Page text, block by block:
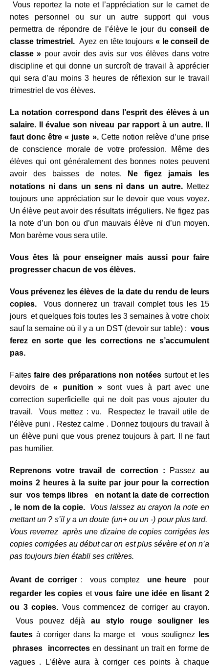
Vous reportez la note et l’appréciation sur le carnet de
notes personnel ou sur un autre support qui vous
permettra de répondre de l’élève le jour duconseil de
classe trimestriel. Ayez en tête toujours « le conseil de
classe » pour avoir des avis sur vos élèves dans votre
discipline et qui donne un surcroît de travail à apprécier
qui sera d’au moins 3 heures de réflexion sur le travail
trimestriel de vos élèves.
La notation correspond dans l’esprit des élèves à un
salaire.
Il évalue son niveau par rapport à un autre. Il
faut donc être « juste ». Cette notion relève d’une prise
de conscience morale de votre profession. Même des
élèves qui ont généralement des bonnes notes peuvent
avoir des baisses de notes.
Ne figez jamais les
notations nidans un sens ni dans un autre.Mettez
toujours une appréciation sur le devoir que vous voyez.
Un élève peut avoir des résultats irréguliers. Ne figez pas
la note d’un bon ou d’un mauvais élève ni d’un moyen.
Mon barème vous sera utile.
Vous êtes là pour enseigner mais aussi pour faire
progresser chacun de vos élèves.
Vous prévenez les élèves de la date du rendu de leurs
copies.
Vous donnerez un travail complet tous les 15
jours et quelques fois toutes les 3 semaines à votre choix
sauf la semaine où il y a un DST (devoir sur table) : vous
ferez en sorte que les corrections ne s’accumulent
pas.
Faitesfaire des préparations non notées surtout et les
devoirs de« punition » sont vues à part avec une
correction superficielle qui ne doit pas vous ajouter du
travail. Vous mettez : vu. Respectez le travail utile de
l’élève puni . Restez calme . Donnez toujours du travail à
un élève puni que vous prenez toujours à part. Il ne faut
pas humilier.
Reprenons votre travail de correction : Passez au
moins 2 heures à la suite par jour pour la correction
sur vos temps libres en notant la date de correction
, le nom de la copie.
Vous laissez au crayon la note en
mettant un ? s’il y a un doute (un+ ou un -) pour plus tard.
Vous reverrez après une dizaine de copies corrigées les
copies corrigées au début car on est plus sévère et on n’a
pas toujours bien établi ses critères.
Avant de corriger: vous comptez une heure pour
regarder les copies etvous faire une idée en lisant 2
ou 3 copies. Vous commencez de corriger au crayon.
Vous pouvez déjà au stylo rouge souligner les
fautes à corriger dans la marge et vous soulignez
les
phrases incorrectesen dessinant un trait en forme de
vagues . L’élève aura à corriger ces points à chaque